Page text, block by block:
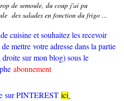
de semoule, du coup j'ai pu
des salades en fonction du frigo ...
cuisine et souhaitez les recevoir
mettre votre adresse dans la partie
sur mon blog) sous le
abonnement
sur PINTEREST ici